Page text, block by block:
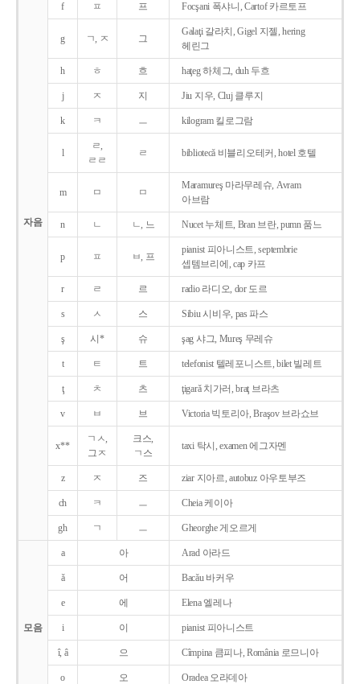
자음
f ㅍ 프 Focşani 폭샤니, Cartof 카르토프
g ㄱ, ㅈ 그
Galaţi 갈라치, Gigel 지젤, hering
헤린그
h ㅎ 흐 haţeg 하체그, duh 두흐
j ㅈ 지 Jiu 지우, Cluj 클루지
k ㅋ ㅡ kilogram 킬로그람
l
ㄹ,
ㄹㄹ
ㄹ bibliotecǎ 비블리오테커, hotel 호텔
m ㅁ ㅁ
Maramureş 마라무레슈, Avram
아브람
n ㄴ ㄴ, 느 Nucet 누체트, Bran 브란, pumn 품느
p ㅍ ㅂ, 프
pianist 피아니스트, septembrie
셉템브리에, cap 카프
r ㄹ 르 radio 라디오, dor 도르
s ㅅ 스 Sibiu 시비우, pas 파스
ş 시* 슈 şag 샤그, Mureş 무레슈
t ㅌ 트 telefonist 텔레포니스트, bilet 빌레트
ţ ㅊ 츠 ţigarǎ 치가러, braţ 브라츠
v ㅂ 브 Victoria 빅토리아, Braşov 브라쇼브
x**
ㄱㅅ,
그ㅈ
크스,
ㄱ스
taxi 탁시, examen 에그자멘
z ㅈ 즈 ziar 지아르, autobuz 아우토부즈
ch ㅋ ㅡ Cheia 케이아
gh ㄱ ㅡ Gheorghe 게오르게
모음
a 아 Arad 아라드
ǎ 어 Bacǎu 바커우
e 에 Elena 엘레나
i 이 pianist 피아니스트
î, â 으 Cîmpina 큼피나, România 로므니아
o 오 Oradea 오라데아